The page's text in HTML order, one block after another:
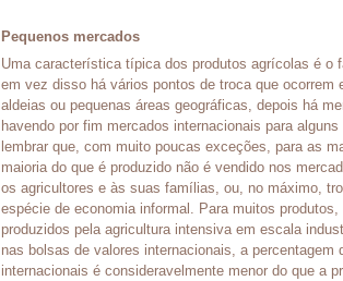
Pequenos mercados
Uma característica típica dos produtos agrícolas é o
em vez disso há vários pontos de troca que
aldeias ou pequenas áreas geográficas, depois há
havendo por fim mercados internacionais para
lembrar que, com muito poucas exceções, para as
maioria do que é produzido não é vendido nos
os agricultores e às suas famílias, ou, no máximo,
espécie de economia informal. Para muitos
produzidos pela agricultura intensiva em escala
nas bolsas de valores internacionais, a
internacionais é consideravelmente menor do que a